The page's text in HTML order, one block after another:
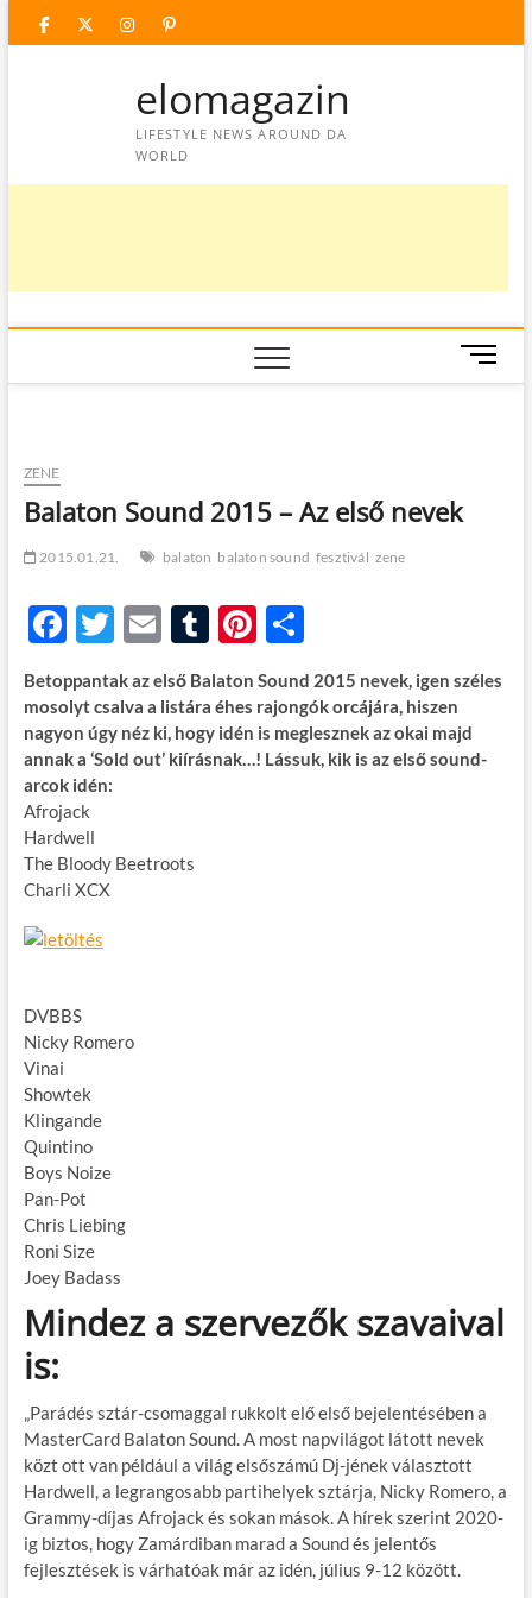
facebooktwitter
instagram
googleplus
pinterest
elomagazin
LIFESTYLE NEWS AROUND DA
WORLD
M
e
ZENE
Balaton Sound 2015 – Az első nevek
2015.01.21. balaton balaton sound fesztivál zene
F
e
b
o
o
k
T
w
itt
er
E
m
ail
T
u
m
bl
r
Pi
nt
er
es
t
O
ss
za
m
e
Betoppantak az első Balaton Sound 2015 nevek, igen széles
mosolyt csalva a listára éhes rajongók orcájára, hiszen
nagyon úgy néz ki, hogy idén is meglesznek az okai majd
annak a ‘Sold out’ kiírásnak…! Lássuk, kik is az első sound-
arcok idén:
Afrojack
Hardwell
The Bloody Beetroots
Charli XCX
DVBBS
Nicky Romero
Vinai
Showtek
Klingande
Quintino
Boys Noize
Pan-Pot
Chris Liebing
Roni Size
Joey Badass
Mindez a szervezők szavaival
is:
„Parádés sztár-csomaggal rukkolt elő első bejelentésében a
MasterCard Balaton Sound. A most napvilágot látott nevek
közt ott van például a világ elsőszámú Dj-jének választott
Hardwell, a legrangosabb partihelyek sztárja, Nicky Romero, a
Grammy-díjas Afrojack és sokan mások. A hírek szerint 2020-
ig biztos, hogy Zamárdiban marad a Sound és jelentős
fejlesztések is várhatóak már az idén, július 9-12 között.